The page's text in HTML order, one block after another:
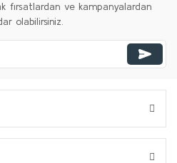
fırsatlardan ve kampanyalardan
olabilirsiniz.